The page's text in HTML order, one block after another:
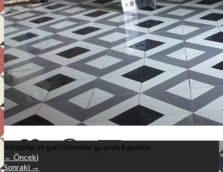
Ana Sayfa
Hakkımızda
Teknik Bilgi
Ürünler
Uygulama Alanları
Referanslar
İletişim
Yorumlar ve geri izlemeler şu anda kapalıdır.
← Önceki
Sonraki →